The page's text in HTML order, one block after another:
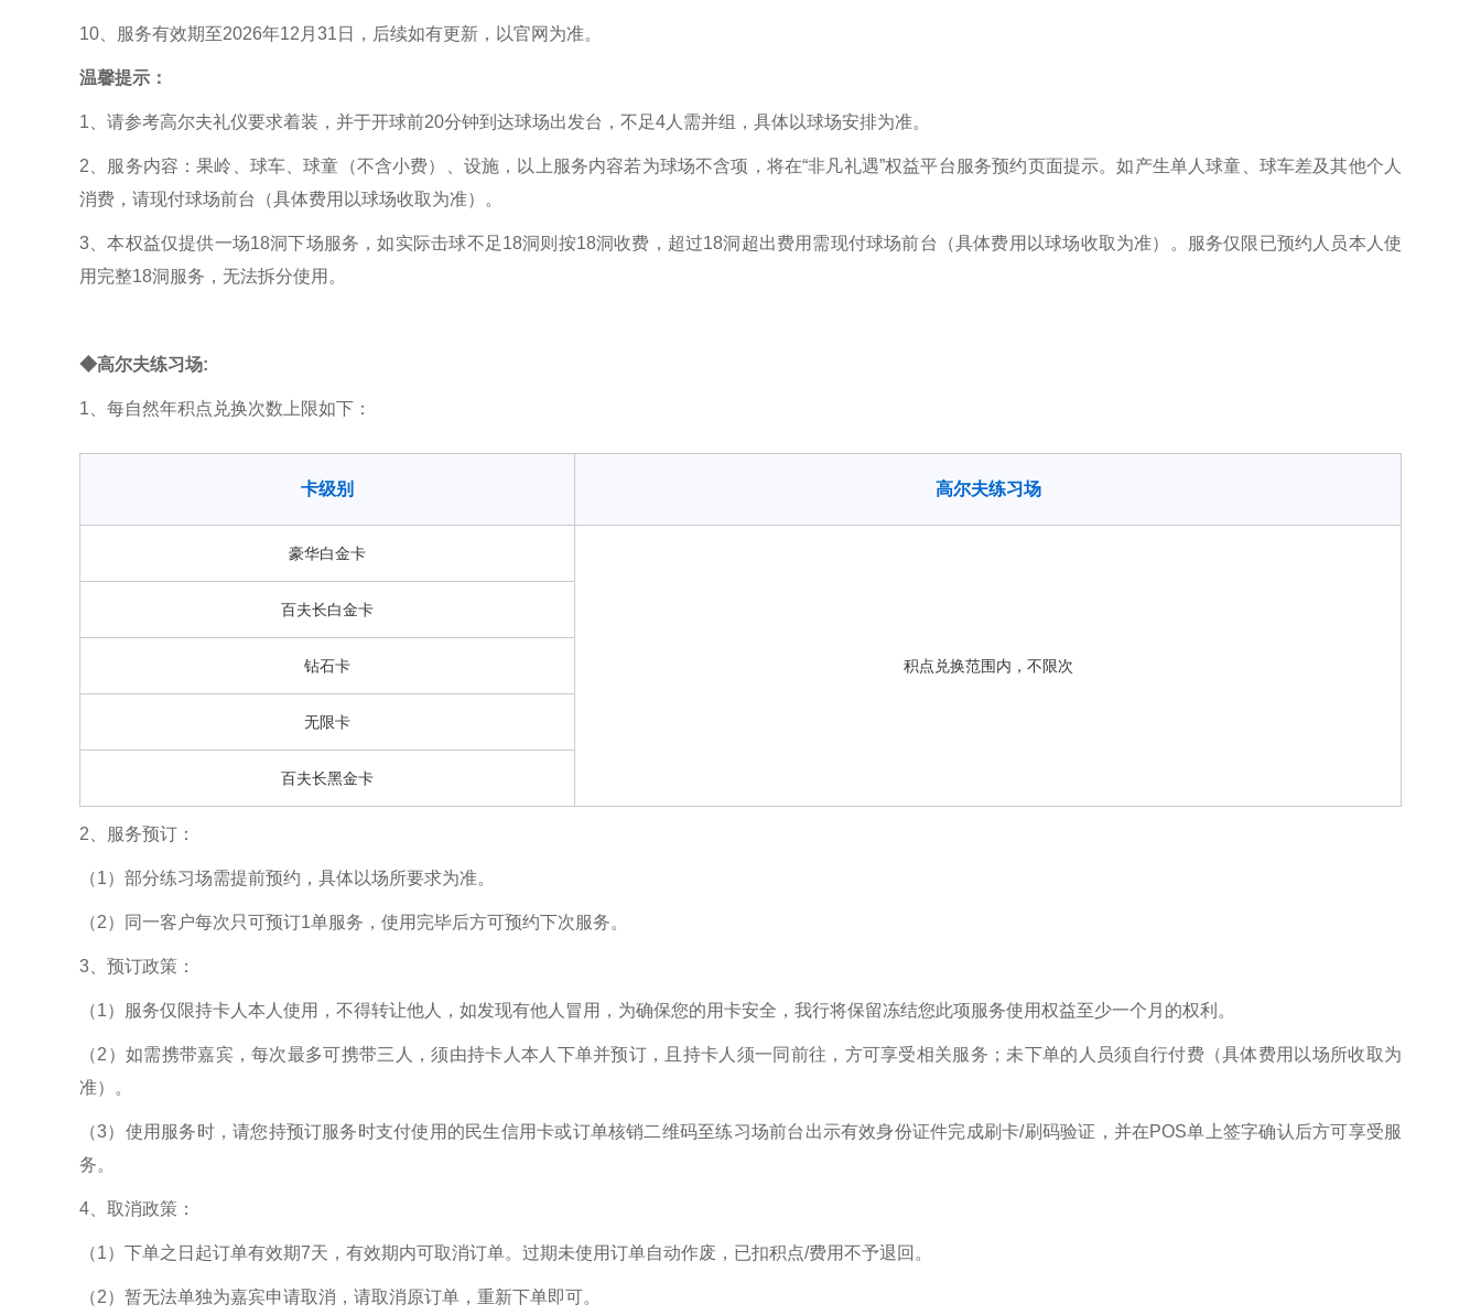
10、服务有效期至2026年12月31日，后续如有更新，以官网为准。
温馨提示：
1、请参考高尔夫礼仪要求着装，并于开球前20分钟到达球场出发台，不足4人需并组，具体以球场安排为准。
2、服务内容：果岭、球车、球童（不含小费）、设施，以上服务内容若为球场不含项，将在“非凡礼遇”权益平台服务预约页面提示。如产生单人球童、球车差及其他个人
消费，请现付球场前台（具体费用以球场收取为准）。
3、本权益仅提供一场18洞下场服务，如实际击球不足18洞则按18洞收费，超过18洞超出费用需现付球场前台（具体费用以球场收取为准）。服务仅限已预约人员本人使
用完整18洞服务，无法拆分使用。
◆高尔夫练习场:
1、每自然年积点兑换次数上限如下：
卡级别 高尔夫练习场
豪华白金卡
积点兑换范围内，不限次
百夫长白金卡
钻石卡
无限卡
百夫长黑金卡
2、服务预订：
（1）部分练习场需提前预约，具体以场所要求为准。
（2）同一客户每次只可预订1单服务，使用完毕后方可预约下次服务。
3、预订政策：
（1）服务仅限持卡人本人使用，不得转让他人，如发现有他人冒用，为确保您的用卡安全，我行将保留冻结您此项服务使用权益至少一个月的权利。
（2）如需携带嘉宾，每次最多可携带三人，须由持卡人本人下单并预订，且持卡人须一同前往，方可享受相关服务；未下单的人员须自行付费（具体费用以场所收取为
准）。
（3）使用服务时，请您持预订服务时支付使用的民生信用卡或订单核销二维码至练习场前台出示有效身份证件完成刷卡/刷码验证，并在POS单上签字确认后方可享受服
务。
4、取消政策：
（1）下单之日起订单有效期7天，有效期内可取消订单。过期未使用订单自动作废，已扣积点/费用不予退回。
（2）暂无法单独为嘉宾申请取消，请取消原订单，重新下单即可。